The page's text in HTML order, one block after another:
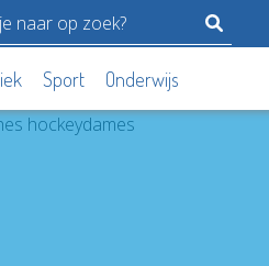
Sport Onderwijs